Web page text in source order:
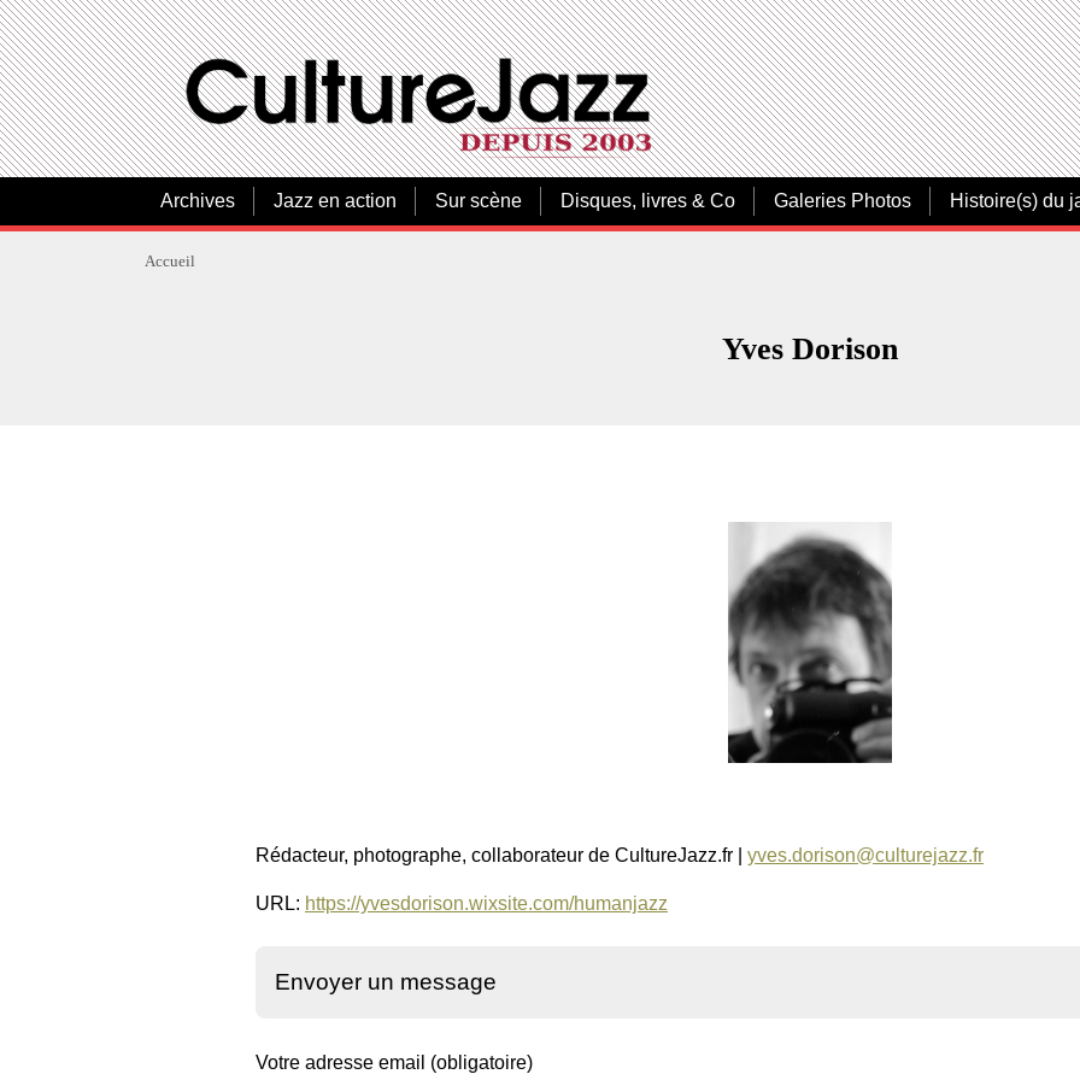
Archives Jazz en action Sur scène Disques, livres & Co Galeries Photos Histoire(s) du
Accueil
Yves Dorison
Rédacteur, photographe, collaborateur de CultureJazz.fr | yves.dorison@culturejazz.fr
URL: https://yvesdorison.wixsite.com/humanjazz
Envoyer un message
Votre adresse email (obligatoire)